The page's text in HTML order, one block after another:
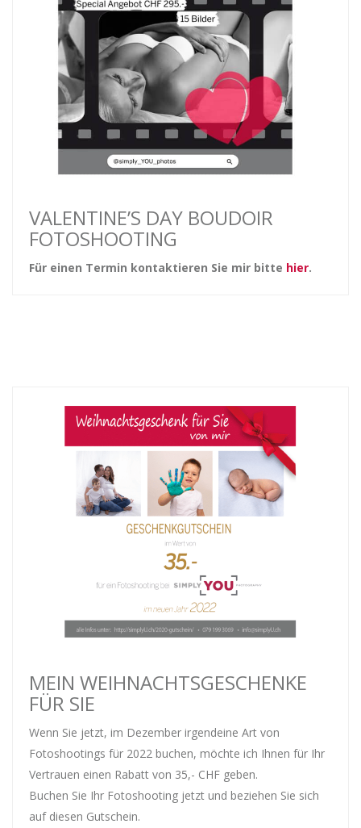
VALENTINE’S DAY BOUDOIR
FOTOSHOOTING
Für einen Termin kontaktieren Sie mir bitte hier.
MEIN WEIHNACHTSGESCHENKE
FÜR SIE
Wenn Sie jetzt, im Dezember irgendeine Art von
Fotoshootings für 2022 buchen, möchte ich Ihnen für Ihr
Vertrauen einen Rabatt von 35,- CHF geben.
Buchen Sie Ihr Fotoshooting jetzt und beziehen Sie sich
auf diesen Gutschein.